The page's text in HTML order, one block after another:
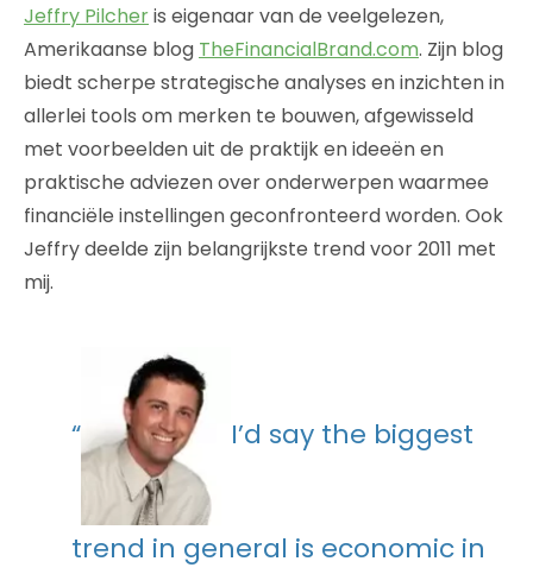
Jeffry Pilcheris eigenaar van de veelgelezen,
Amerikaanse blog TheFinancialBrand.com. Zijn blog
biedt scherpe strategische analyses en inzichten in
allerlei tools om merken te bouwen, afgewisseld
met voorbeelden uit de praktijk en ideeën en
praktische adviezen over onderwerpen waarmee
financiële instellingen geconfronteerd worden. Ook
Jeffry deelde zijn belangrijkste trend voor 2011 met
mij.
“ I’d say the biggest
trend in general is economic in